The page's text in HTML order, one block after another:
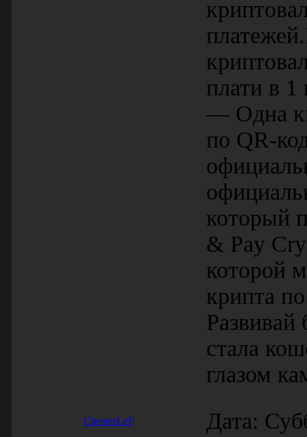
плати в
— Одна
по QR-
который
& Pay
которой
крипта
Развивай
стала
глазом
ChesterLeF Дата: